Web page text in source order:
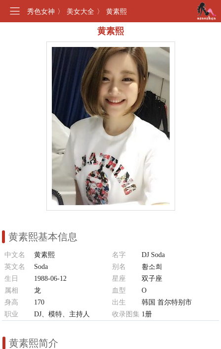
秀色女神 〉 美女大全 〉 黄素熙
黄素熙
黄素熙基本信息
中文名 黄素熙 名字
DJ Soda
英文名
Soda 别名
황소희
生日
1988-06-12 星座
双子座
属相
龙 血型
O
身高
170 出生
韩国 首尔特别市
职业
DJ、模特、主持人 收录图集 1册
黄素熙简介